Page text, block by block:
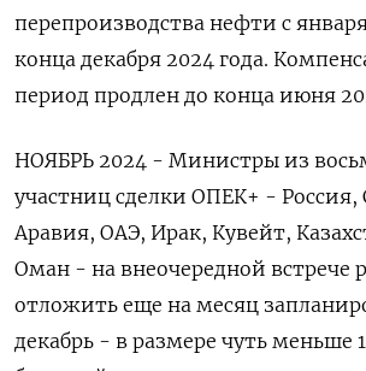
перепроизводства нефти с
конца декабря 2024 года.
период продлен до конца июня
НОЯБРЬ 2024 - Министры из
участниц сделки ОПЕК+ - Россия,
Аравия, ОАЭ, Ирак, Кувейт,
Оман - на внеочередной встрече
отложить еще на месяц
декабрь - в размере чуть меньше